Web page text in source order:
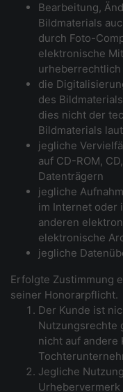
Bearbeitung,
Bildmaterials
durch Foto-
elektronische
die
des
dies nicht der
Bildmaterials
jegliche
auf CD-ROM,
Datenträgern
jegliche
im Internet oder
anderen
elektronische
jegliche
Erfolgte Zustimmung
seiner Honorarpflicht.
Der Kunde ist
Nutzungsrechte
nicht auf andere
Jegliche
Urhebervermerk